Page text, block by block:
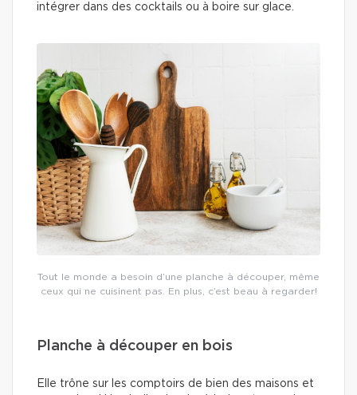
intégrer dans des cocktails ou à boire sur glace.
Tout le monde a besoin d’une planche à découper, même
ceux qui ne cuisinent pas. En plus, c’est beau à regarder!
Planche à découper en bois
Elle trône sur les comptoirs de bien des maisons et